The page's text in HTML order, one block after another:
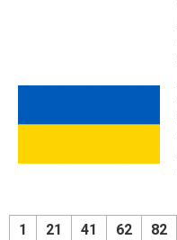
1 21 41 62 82